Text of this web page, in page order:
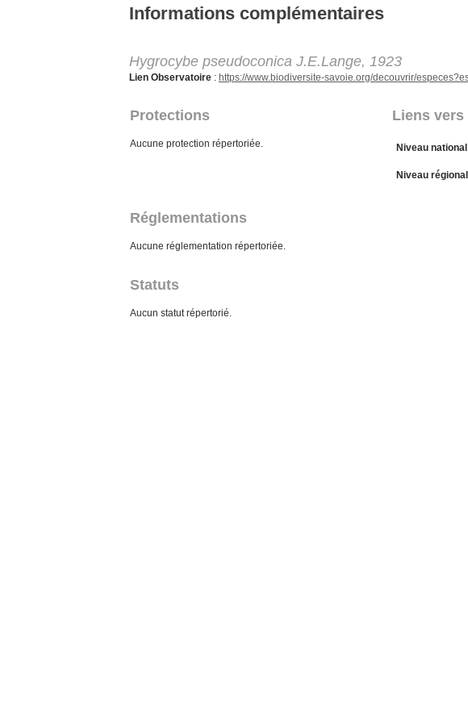
Informations complémentaires
Hygrocybe pseudoconica J.E.Lange, 1923
Lien Observatoire : https://www.biodiversite-savoie.org/decouvrir/
Protections Liens
Aucune protection répertoriée. Niveau national
Niveau régional
Réglementations
Aucune réglementation répertoriée.
Statuts
Aucun statut répertorié.